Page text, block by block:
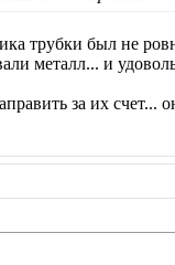
трубки был не
металл... и
за их счет...